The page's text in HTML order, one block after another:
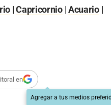
|Capricornio|Acuario|
en
Agregar a tus medios